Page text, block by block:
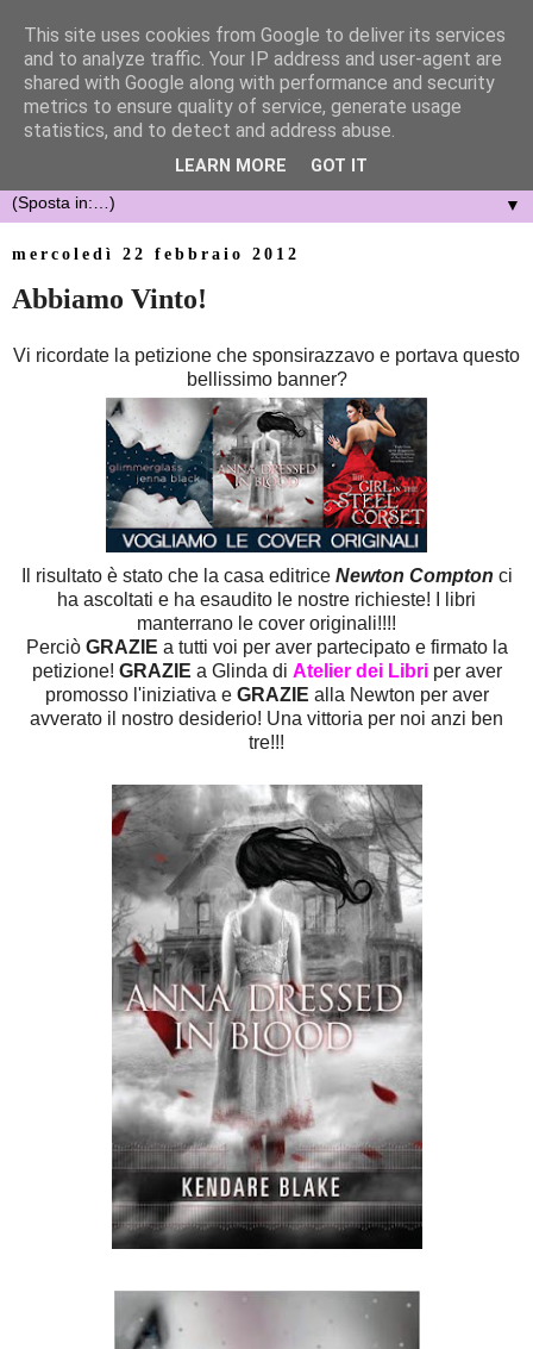
▼
mercoledì 22 febbraio 2012
Abbiamo Vinto!
Vi ricordate la petizione che sponsirazzavo e portava questo
bellissimo banner?
Il risultato è stato che la casa editrice Newton Compton ci
ha ascoltati e ha esaudito le nostre richieste! I libri
manterrano le cover originali!!!!
Perciò GRAZIE a tutti voi per aver partecipato e firmato la
petizione! GRAZIE a Glinda di Atelier dei Libriper aver
promosso l'iniziativa e GRAZIE alla Newton per aver
avverato il nostro desiderio! Una vittoria per noi anzi ben
tre!!!
This site uses cookies from Google to deliver its services
and to analyze traffic. Your IP address and user-agent are
shared with Google along with performance and security
metrics to ensure quality of service, generate usage
statistics, and to detect and address abuse.
LEARN MORE GOT IT